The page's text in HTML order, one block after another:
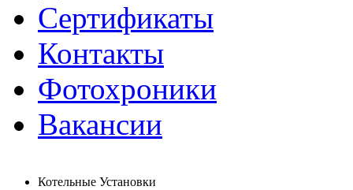
Сертификаты
Контакты
Фотохроники
Вакансии
Котельные Установки